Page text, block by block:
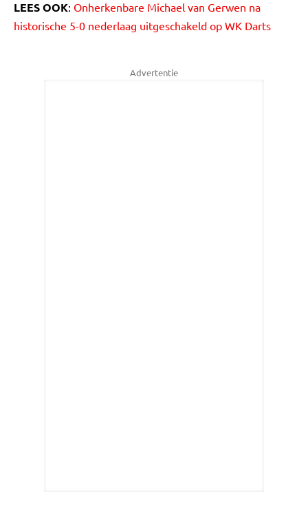
LEES OOK: Onherkenbare Michael van Gerwen na
historische 5-0 nederlaag uitgeschakeld op WK Darts
Advertentie